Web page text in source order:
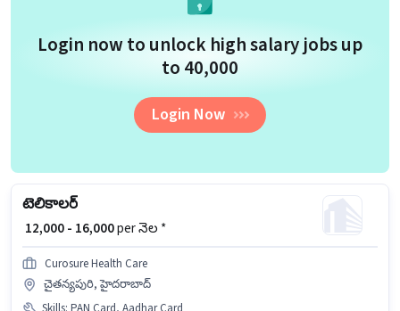
Login now to unlock high salary jobs up
to ₹40,000
Login Now
టెలికాలర్
₹ 12,000 - 16,000per నెల *
Curosure Health Care
చైతన్యపురి, హైదరాబాద్